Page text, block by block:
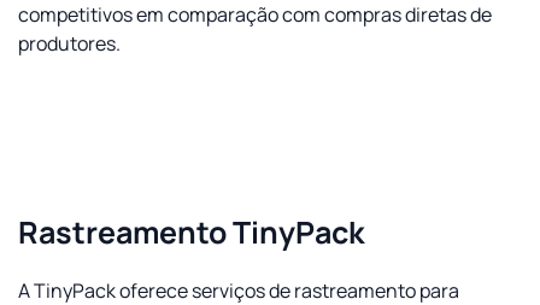
competitivos em comparação com compras diretas de
produtores.
Rastreamento TinyPack
A TinyPack oferece serviços de rastreamento para